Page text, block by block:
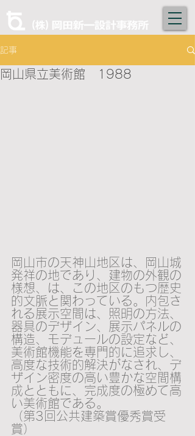
記事
岡山県立美術館 1988
岡山市の天神山地区は、岡山城
発祥の地であり、建物の外観の
様想、は、この地区のもつ歴史
的文脈と関わっている。内包さ
れる展示空間は、照明の方法、
器具のデザイン、展示パネルの
構造、モデュールの設定など、
美術館機能を専門的に追求し、
高度な技術的解決がなされ、デ
ザイン密度の高い豊かな空間構
成とともに、完成度の極めて高
い美術館である。
（第3回公共建築賞優秀賞受
賞）